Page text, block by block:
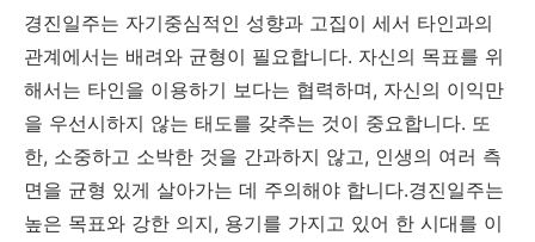
경진일주는 자기중심적인 성향과 고집이 세서 타인과의
관계에서는 배려와 균형이 필요합니다. 자신의 목표를 위
해서는 타인을 이용하기 보다는 협력하며, 자신의 이익만
을 우선시하지 않는 태도를 갖추는 것이 중요합니다. 또
한, 소중하고 소박한 것을 간과하지 않고, 인생의 여러 측
면을 균형 있게 살아가는 데 주의해야 합니다.경진일주는
높은 목표와 강한 의지, 용기를 가지고 있어 한 시대를 이